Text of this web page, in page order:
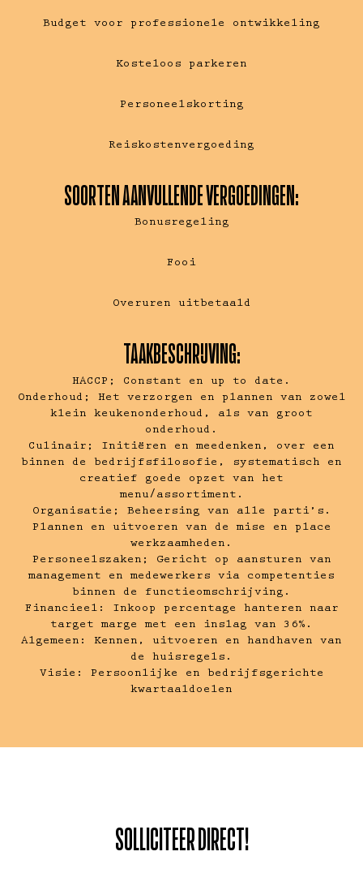
Budget voor professionele ontwikkeling
Kosteloos parkeren
Personeelskorting
Reiskostenvergoeding
SOORTEN AANVULLENDE VERGOEDINGEN:
Bonusregeling
Fooi
Overuren uitbetaald
TAAKBESCHRIJVING:
HACCP; Constant en up to date.
Onderhoud; Het verzorgen en plannen van zowel
klein keukenonderhoud, als van groot
onderhoud.
Culinair; Initiëren en meedenken, over een
binnen de bedrijfsfilosofie, systematisch en
creatief goede opzet van het
menu/assortiment.
Organisatie; Beheersing van alle parti’s.
Plannen en uitvoeren van de mise en place
werkzaamheden.
Personeelszaken; Gericht op aansturen van
management en medewerkers via competenties
binnen de functieomschrijving.
Financieel: Inkoop percentage hanteren naar
target marge met een inslag van 36%.
Algemeen: Kennen, uitvoeren en handhaven van
de huisregels.
Visie: Persoonlijke en bedrijfsgerichte
kwartaaldoelen
SOLLICITEER DIRECT!